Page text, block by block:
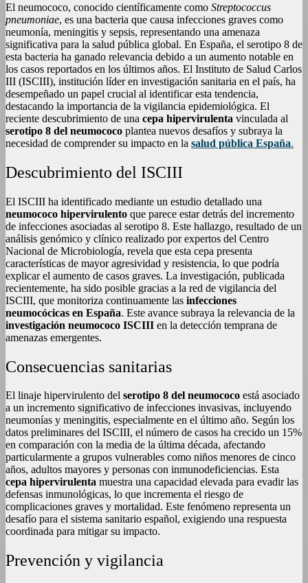
El neumococo, conocido científicamente como Streptococcus
pneumoniae, es una bacteria que causa infecciones graves como
neumonía, meningitis y sepsis, representando una amenaza
significativa para la salud pública global. En España, el serotipo 8 de
esta bacteria ha ganado relevancia debido a un aumento notable en
los casos reportados en los últimos años. El Instituto de Salud Carlos
III (ISCIII), institución líder en investigación sanitaria en el país, ha
desempeñado un papel crucial al identificar esta tendencia,
destacando la importancia de la vigilancia epidemiológica. El
reciente descubrimiento de una cepa hipervirulenta vinculada al
serotipo 8 del neumococo plantea nuevos desafíos y subraya la
necesidad de comprender su impacto en la salud pública España.
Descubrimiento del ISCIII
El ISCIII ha identificado mediante un estudio detallado una
neumococo hipervirulento que parece estar detrás del incremento
de infecciones asociadas al serotipo 8. Este hallazgo, resultado de un
análisis genómico y clínico realizado por expertos del Centro
Nacional de Microbiología, revela que esta cepa presenta
características de mayor agresividad y resistencia, lo que podría
explicar el aumento de casos graves. La investigación, publicada
recientemente, ha sido posible gracias a la red de vigilancia del
ISCIII, que monitoriza continuamente las infecciones
neumocócicas en España. Este avance subraya la relevancia de la
investigación neumococo ISCIII en la detección temprana de
amenazas emergentes.
Consecuencias sanitarias
El linaje hipervirulento del serotipo 8 del neumococo está asociado
a un incremento significativo de infecciones invasivas, incluyendo
neumonías y meningitis, especialmente en el último año. Según los
datos preliminares del ISCIII, el número de casos ha crecido un 15%
en comparación con la media de la última década, afectando
particularmente a grupos vulnerables como niños menores de cinco
años, adultos mayores y personas con inmunodeficiencias. Esta
cepa hipervirulenta muestra una capacidad elevada para evadir las
defensas inmunológicas, lo que incrementa el riesgo de
complicaciones graves y mortalidad. Este fenómeno representa un
desafío para el sistema sanitario español, exigiendo una respuesta
coordinada para mitigar su impacto.
Prevención y vigilancia